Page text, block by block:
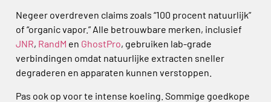
Negeer overdreven claims zoals “100 procent natuurlijk”
of “organic vapor.” Alle betrouwbare merken, inclusief
JNR, RandM en GhostPro, gebruiken lab-grade
verbindingen omdat natuurlijke extracten sneller
degraderen en apparaten kunnen verstoppen.
Pas ook op voor te intense koeling. Sommige goedkope